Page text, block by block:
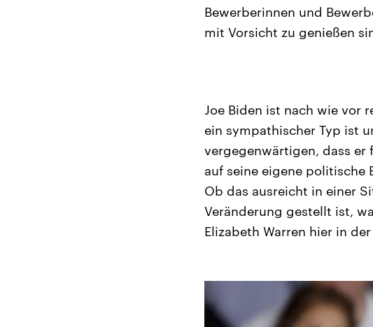
Bewerberinnen und
mit Vorsicht zu genießen
Joe Biden ist nach wie vor
ein sympathischer Typ ist
vergegenwärtigen, dass
auf seine eigene politische
Ob das ausreicht in einer
Veränderung gestellt ist,
Elizabeth Warren hier in